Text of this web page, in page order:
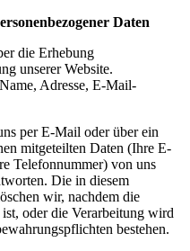
Daten
die Erhebung
unserer Website.
Adresse, E-Mail-
per E-Mail oder über ein
mitgeteilten Daten (Ihre E-
Telefonnummer) von uns
Die in diesem
wir, nachdem die
oder die Verarbeitung wird
bestehen.